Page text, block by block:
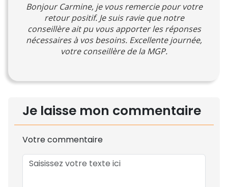
Bonjour Carmine, je vous remercie pour votre
retour positif. Je suis ravie que notre
conseillère ait pu vous apporter les réponses
nécessaires à vos besoins. Excellente journée,
votre conseillère de la MGP.
Je laisse mon commentaire
Votre commentaire